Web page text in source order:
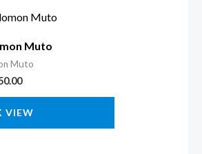
Muto
Muto
preço
é:
R$50.00.
VIEW